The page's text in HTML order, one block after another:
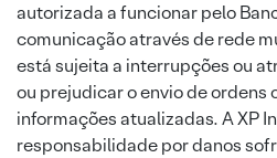
autorizada a funcionar pelo
comunicação através de rede
está sujeita a interrupções ou
ou prejudicar o envio de ordens
informações atualizadas. A XP
responsabilidade por danos